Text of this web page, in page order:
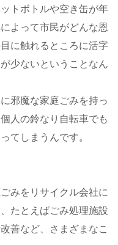
トボトルや空き缶が年
よって市民がどんな恩
に触れるところに活字
少ないということなん
邪魔な家庭ごみを持っ
人の鈴なり自転車でも
てしまうんです。
みをリサイクル会社に
たとえばごみ処理施設
善など、さまざまなこ